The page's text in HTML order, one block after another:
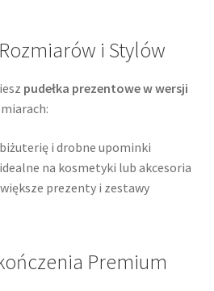
i Stylów
pudełka prezentowe w wersji
biżuterię i drobne upominki
na kosmetyki lub akcesoria
większe prezenty i zestawy
Premium